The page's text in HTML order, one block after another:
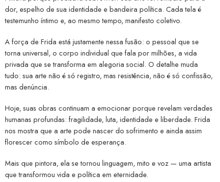
dor, espelho de sua identidade e bandeira política. Cada tela é
testemunho íntimo e, ao mesmo tempo, manifesto coletivo.
A força de Frida está justamente nessa fusão: o pessoal que se
torna universal, o corpo individual que fala por milhões, a vida
privada que se transforma em alegoria social. O detalhe muda
tudo: sua arte não é só registro, mas resistência, não é só confissão,
mas denúncia.
Hoje, suas obras continuam a emocionar porque revelam verdades
humanas profundas: fragilidade, luta, identidade e liberdade. Frida
nos mostra que a arte pode nascer do sofrimento e ainda assim
florescer como símbolo de esperança.
Mais que pintora, ela se tornou linguagem, mito e voz — uma artista
que transformou vida e política em eternidade.